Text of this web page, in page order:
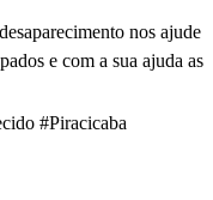
nos ajude
e com a sua ajuda as
#Piracicaba